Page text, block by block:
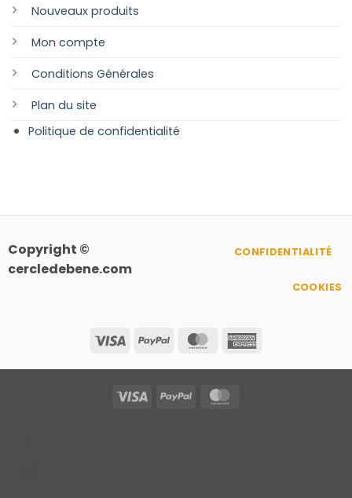
Nouveaux produits
Mon compte
Conditions Générales
Plan du site
Politique de confidentialité
Copyright ©
cercledebene.com
Visa PayPal MasterCard
CONFIDENTIALITÉ
COOKIES
Visa PayPal